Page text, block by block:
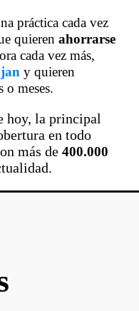
práctica cada vez
quieren ahorrarse
cada vez más,
y quieren
o meses.
hoy, la principal
en todo
más de 400.000